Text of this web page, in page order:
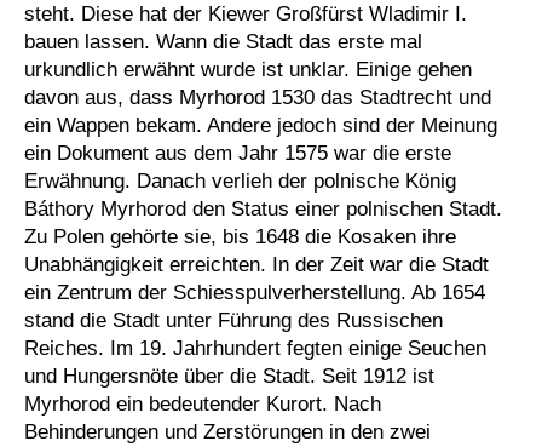
steht. Diese hat der Kiewer Großfürst Wladimir I.
bauen lassen. Wann die Stadt das erste mal
urkundlich erwähnt wurde ist unklar. Einige gehen
davon aus, dass Myrhorod 1530 das Stadtrecht und
ein Wappen bekam. Andere jedoch sind der Meinung
ein Dokument aus dem Jahr 1575 war die erste
Erwähnung. Danach verlieh der polnische König
Báthory Myrhorod den Status einer polnischen Stadt.
Zu Polen gehörte sie, bis 1648 die Kosaken ihre
Unabhängigkeit erreichten. In der Zeit war die Stadt
ein Zentrum der Schiesspulverherstellung. Ab 1654
stand die Stadt unter Führung des Russischen
Reiches. Im 19. Jahrhundert fegten einige Seuchen
und Hungersnöte über die Stadt. Seit 1912 ist
Myrhorod ein bedeutender Kurort. Nach
Behinderungen und Zerstörungen in den zwei